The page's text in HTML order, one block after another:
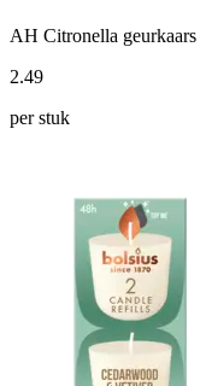
AH Citronella geurkaars
2.49
per stuk